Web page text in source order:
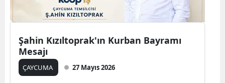
Şahin Kızıltoprak'ın Kurban Bayramı
Mesajı
ÇAYCUMA 27 Mayıs 2026